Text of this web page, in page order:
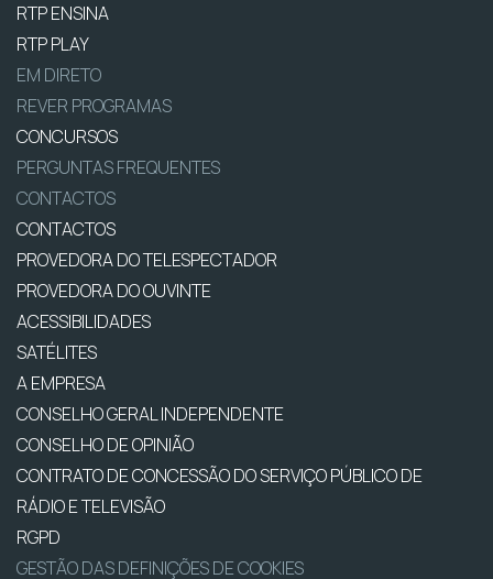
RTP ENSINA
RTP PLAY
EM DIRETO
REVER PROGRAMAS
CONCURSOS
PERGUNTAS FREQUENTES
CONTACTOS
CONTACTOS
PROVEDORA DO TELESPECTADOR
PROVEDORA DO OUVINTE
ACESSIBILIDADES
SATÉLITES
A EMPRESA
CONSELHO GERAL INDEPENDENTE
CONSELHO DE OPINIÃO
CONTRATO DE CONCESSÃO DO SERVIÇO PÚBLICO DE
RÁDIO E TELEVISÃO
RGPD
GESTÃO DAS DEFINIÇÕES DE COOKIES